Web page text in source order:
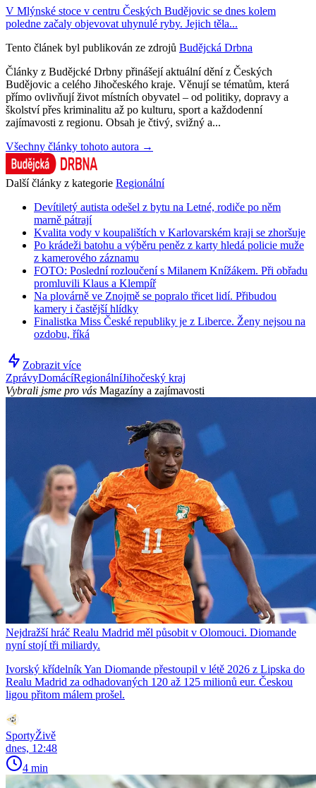
V Mlýnské stoce v centru Českých Budějovic se dnes kolem
poledne začaly objevovat uhynulé ryby. Jejich těla...
Tento článek byl publikován ze zdrojů Budějcká Drbna
Články z Budějcké Drbny přinášejí aktuální dění z Českých
Budějovic a celého Jihočeského kraje. Věnují se tématům, která
přímo ovlivňují život místních obyvatel – od politiky, dopravy a
školství přes kriminalitu až po kulturu, sport a každodenní
zajímavosti z regionu. Obsah je čtivý, svižný a...
Všechny články tohoto autora →
Další články z kategorie Regionální
Devítiletý autista odešel z bytu na Letné, rodiče po něm
marně pátrají
Kvalita vody v koupalištích v Karlovarském kraji se zhoršuje
Po krádeži batohu a výběru peněz z karty hledá policie muže
z kamerového záznamu
FOTO: Poslední rozloučení s Milanem Knížákem. Při obřadu
promluvili Klaus a Klempíř
Na plovárně ve Znojmě se popralo třicet lidí. Přibudou
kamery i častější hlídky
Finalistka Miss České republiky je z Liberce. Ženy nejsou na
ozdobu, říká
Zobrazit více
ZprávyDomácíRegionálníJihočeský kraj
Vybrali jsme pro vás Magazíny a zajímavosti
Nejdražší hráč Realu Madrid měl působit v Olomouci. Diomande
nyní stojí tři miliardy.
Ivorský křídelník Yan Diomande přestoupil v létě 2026 z Lipska do
Realu Madrid za odhadovaných 120 až 125 milionů eur. Českou
ligou přitom málem prošel.
SportyŽivě
dnes, 12:48
4 min